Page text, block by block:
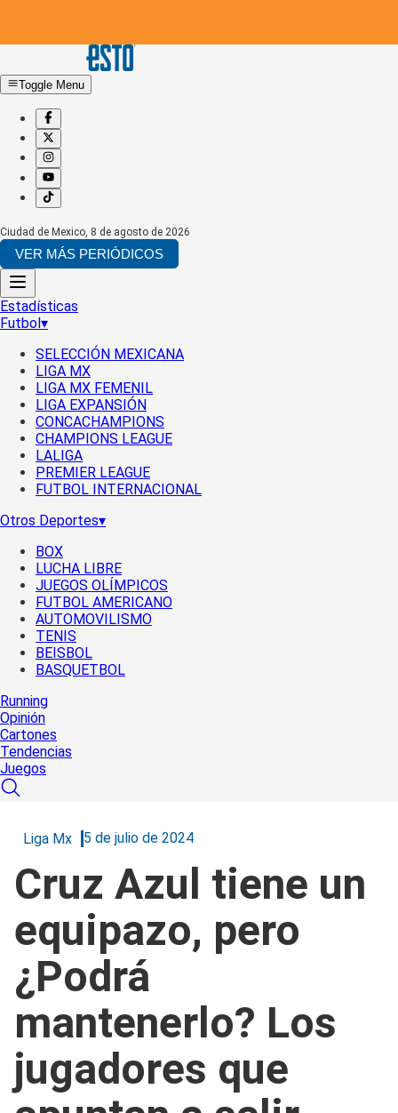
Toggle Menu
Ciudad de Mexico, 8 de agosto de 2026
VER MÁS PERIÓDICOS
Estadísticas
Futbol▾
SELECCIÓN MEXICANA
LIGA MX
LIGA MX FEMENIL
LIGA EXPANSIÓN
CONCACHAMPIONS
CHAMPIONS LEAGUE
LALIGA
PREMIER LEAGUE
FUTBOL INTERNACIONAL
Otros Deportes▾
BOX
LUCHA LIBRE
JUEGOS OLÍMPICOS
FUTBOL AMERICANO
AUTOMOVILISMO
TENIS
BEISBOL
BASQUETBOL
Running
Opinión
Cartones
Tendencias
Juegos
Liga Mx 5 de julio de 2024
Cruz Azul tiene un
equipazo, pero
¿Podrá
mantenerlo? Los
jugadores que